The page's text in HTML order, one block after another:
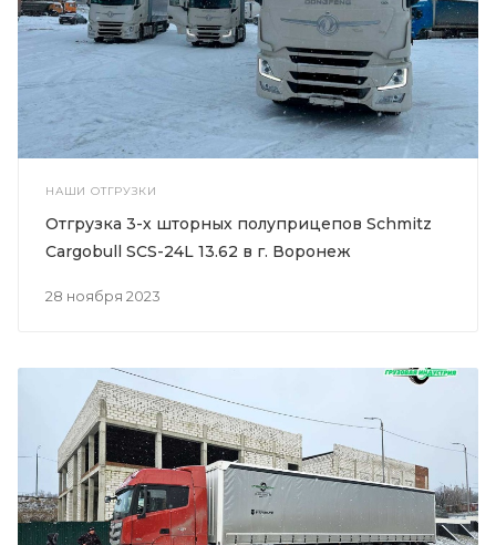
НАШИ ОТГРУЗКИ
28 ноября 2023
Отгрузка 3-х шторных полуприцепов Schmitz
Cargobull SCS-24L 13.62 в г. Воронеж